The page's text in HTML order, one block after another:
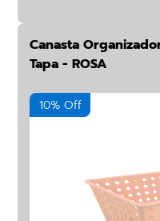
Canasta
Tapa - ROSA
10% Off